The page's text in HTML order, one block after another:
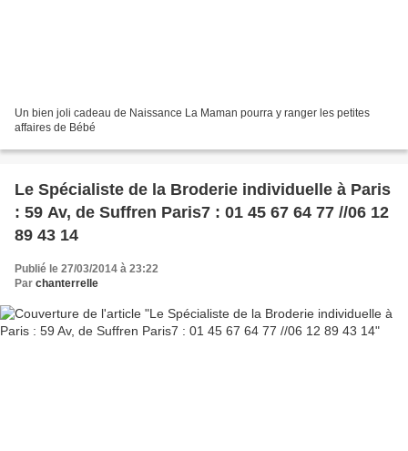
Un bien joli cadeau de Naissance La Maman pourra y ranger les petites
affaires de Bébé
Le Spécialiste de la Broderie individuelle à Paris
: 59 Av, de Suffren Paris7 : 01 45 67 64 77 //06 12
89 43 14
Publié le 27/03/2014 à 23:22
Par chanterrelle